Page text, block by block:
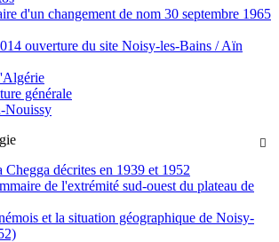
d'un changement de nom 30 septembre 1965
ouverture du site Noisy-les-Bains / Aïn
générale
Nouissy

Chegga décrites en 1939 et 1952
de l'extrémité sud-ouest du plateau de
et la situation géographique de Noisy-